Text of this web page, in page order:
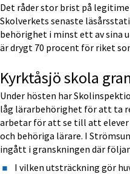
Det råder stor brist på
Skolverkets senaste
behörighet i minst ett av sina
är drygt 70 procent för riket
Kyrktåsjö skola
Under hösten har
låg lärarbehörighet för att ta
arbetar för att se till att elever
och behöriga lärare. I
ingått i granskningen där
I vilken utsträckning gör